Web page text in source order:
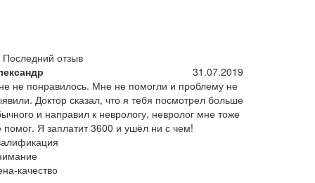
Последний отзыв
31.07.2019
не понравилось. Мне не помогли и проблему не
Доктор сказал, что я тебя посмотрел больше
и направил к неврологу, невролог мне тоже
помог. Я заплатит 3600 и ушёл ни с чем!
качество